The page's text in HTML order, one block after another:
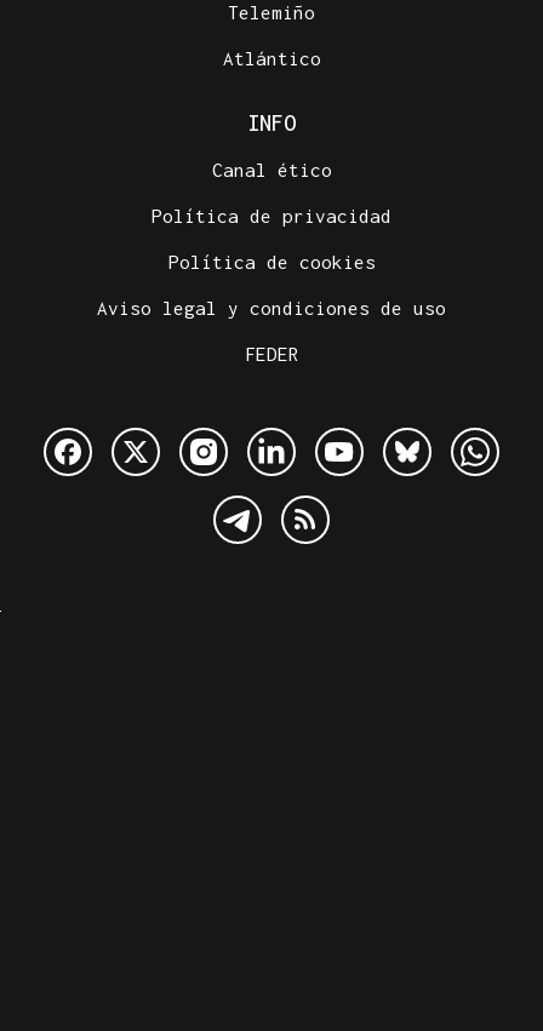
Telemiño
Atlántico
INFO
Canal ético
Política de privacidad
Política de cookies
Aviso legal y condiciones de uso
FEDER